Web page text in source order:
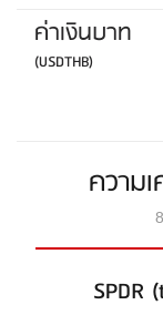
ค่าเงินบาท
(USDTHB)
ความ
SPDR